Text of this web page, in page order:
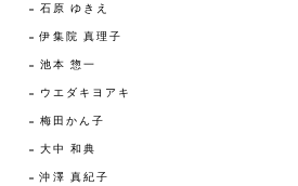
石原 ゆきえ
伊集院 真理子
池本 惣一
ウエダキヨアキ
梅田かん子
大中 和典
沖澤 真紀子